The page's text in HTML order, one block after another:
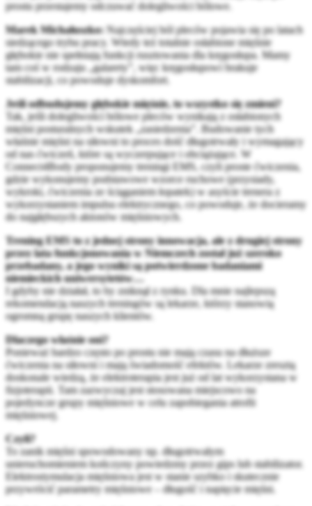
prostu przestajemy odczuwać dolegliwości bólowe.
Marek Michałuszko:Najczęściej ból pleców pojawia się po latach
siedzącego trybu pracy. Wtedy też totalnie osłabione mięśnie
głębokie nie spełniają funkcji rusztowania dla kręgosłupa. Mamy
tam coś w rodzaju „galarety”, więc kręgosłupowi brakuje
stabilizacji, co powoduje dyskomfort.
Jeśli odbudujemy głębokie mięśnie, to wszystko się zmieni?
Tak, jeśli dolegliwości bólowe pleców wynikają z osłabionych
mięśni posturalnych wskutek „zasiedzenia”. Budowanie tych
właśnie mięśni na siłowni to proces dość długotrwały i wymagający
od nas ćwiczeń, które są wyczerpujące i obciążające. W
Connect4Body proponujemy treningi EMS, czyli proste ćwiczenia,
gdzie wykonujemy podstawowe wzorce ruchowe (przysiady,
wykroki, ćwiczenia ze ściąganiem łopatek) w asyście trenera z
wykorzystaniem impulsu elektrycznego, co powoduje, że docieramy
do najgłębszych aktonów mięśniowych.
Trening EMS to z jednej strony innowacja, ale z drugiej strony
przez lata funkcjonowania w Niemczech został już szeroko
przebadany, a jego wyniki są potwierdzone badaniami
niemieckich uniwersytetów…
I gdyby nie działał, to by zniknął z rynku. Dla mnie najlepszą
rekomendacją naszych treningów są lekarze, którzy stanowią
ogromną grupę naszych klientów.
Dlaczego właśnie oni?
Ponieważ bardzo często po prostu nie mają czasu na dłuższe
ćwiczenia na siłowni i mają świadomość efektów. Lekarze zresztą
doskonale wiedzą, że elektroterapia jest już od lat wykorzystana w
fizjoterapii. Tam zazwyczaj jest stosowana miejscowo na
pojedyncze grupy mięśniowe w celu zapobiegania atrofii
mięśniowej.
Czyli?
To zanik mięśni spowodowany np. długotrwałym
unieruchomieniem kończyny powiedzmy przez gips lub stabilizator.
Elektrostymulacja mięśniowa jest w stanie szybko i skutecznie
przywrócić parametry mięśniowe – długość i napięcie mięśni.